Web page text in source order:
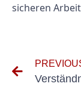
sicheren